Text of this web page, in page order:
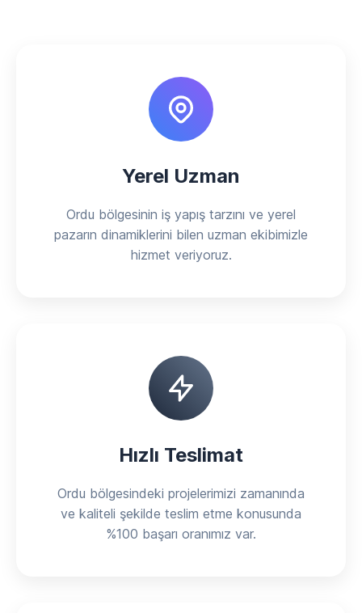
Yerel Uzman
Ordu bölgesinin iş yapış tarzını ve yerel
pazarın dinamiklerini bilen uzman ekibimizle
hizmet veriyoruz.
Hızlı Teslimat
Ordu bölgesindeki projelerimizi zamanında
ve kaliteli şekilde teslim etme konusunda
%100 başarı oranımız var.